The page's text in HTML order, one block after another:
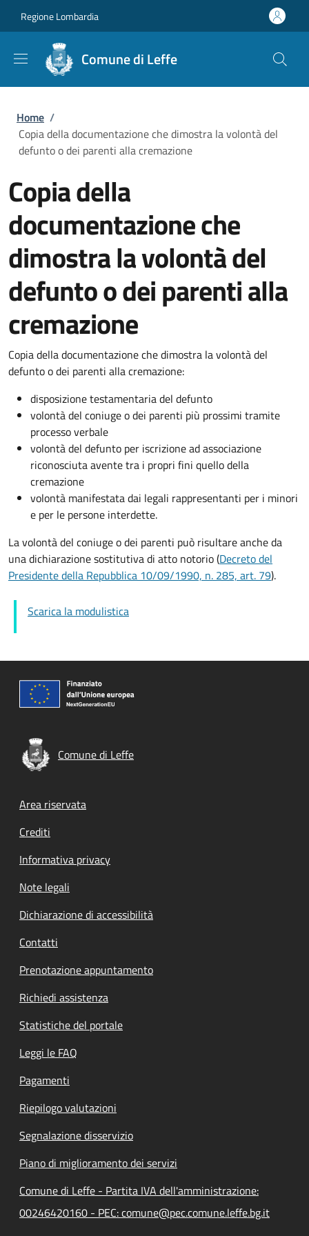
Regione Lombardia
Comune di Leffe
Briciole di pane
Home /
Copia della documentazione che dimostra la volontà del
defunto o dei parenti alla cremazione
Copia della
documentazione che
dimostra la volontà del
defunto o dei parenti alla
cremazione
Copia della documentazione che dimostra la volontà del
defunto o dei parenti alla cremazione:
disposizione testamentaria del defunto
volontà del coniuge o dei parenti più prossimi tramite
processo verbale
volontà del defunto per iscrizione ad associazione
riconosciuta avente tra i propri fini quello della
cremazione
volontà manifestata dai legali rappresentanti per i minori
e per le persone interdette.
La volontà del coniuge o dei parenti può risultare anche da
una dichiarazione sostitutiva di atto notorio (Decreto del
Presidente della Repubblica 10/09/1990, n. 285, art. 79).
Scarica la modulistica
Comune di Leffe
Footer menu
Area riservata
Crediti
Informativa privacy
Note legali
Dichiarazione di accessibilità
Contatti
Prenotazione appuntamento
Richiedi assistenza
Statistiche del portale
Leggi le FAQ
Pagamenti
Riepilogo valutazioni
Segnalazione disservizio
Piano di miglioramento dei servizi
Comune di Leffe - Partita IVA dell'amministrazione:
00246420160 - PEC: comune@pec.comune.leffe.bg.it